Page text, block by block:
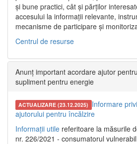
și bune practici, cât și părților
accesului la informații relevante,
mecanisme de participare și
Centrul de resurse
Anunț important acordare ajutor
supliment pentru energie
ACTUALIZARE (23.12.2025) Informare
ajutorului pentru încălzire
Informații utile referitoare la măsurile
nr. 226/2021 - consumatorul vulnerabil